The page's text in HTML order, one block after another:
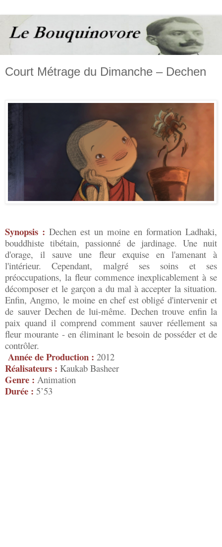
Court Métrage du Dimanche – Dechen
Synopsis : Dechen est un moine en formation Ladhaki,
bouddhiste tibétain, passionné de jardinage. Une nuit
d'orage, il sauve une fleur exquise en l'amenant à
l'intérieur. Cependant, malgré ses soins et ses
préoccupations, la fleur commence inexplicablement à se
décomposer et le garçon a du mal à accepter la situation.
Enfin, Angmo, le moine en chef est obligé d'intervenir et
de sauver Dechen de lui-même. Dechen trouve enfin la
paix quand il comprend comment sauver réellement sa
fleur mourante - en éliminant le besoin de posséder et de
contrôler.
Année de Production : 2012
Réalisateurs : Kaukab Basheer
Genre : Animation
Durée : 5’53